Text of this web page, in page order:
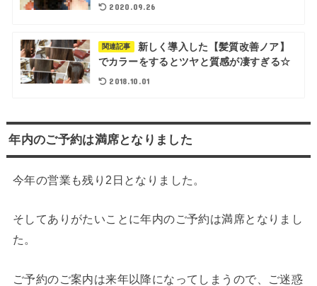
2020.09.26
関連記事
新しく導入した【髪質改善ノア】
でカラーをするとツヤと質感が凄すぎる☆
2018.10.01
年内のご予約は満席となりました
今年の営業も残り2日となりました。
そしてありがたいことに年内のご予約は満席となりまし
た。
ご予約のご案内は来年以降になってしまうので、ご迷惑